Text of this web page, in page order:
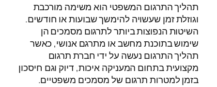
תהליך התרגום המשפטי הוא משימה מורכבת
וגוזלת זמן שעשויה להימשך שבועות או חודשים.
השיטות הנפוצות ביותר לתרגום מסמכים הן
שימוש בתוכנת מחשב או מתרגם אנושי, כאשר
תהליך התרגום נעשה על ידי חברת תרגום
מקצועית בתחום המעניקה איכות, דיוק וגם חיסכון
בזמן למטרות תרגום של מסמכים משפטיים.